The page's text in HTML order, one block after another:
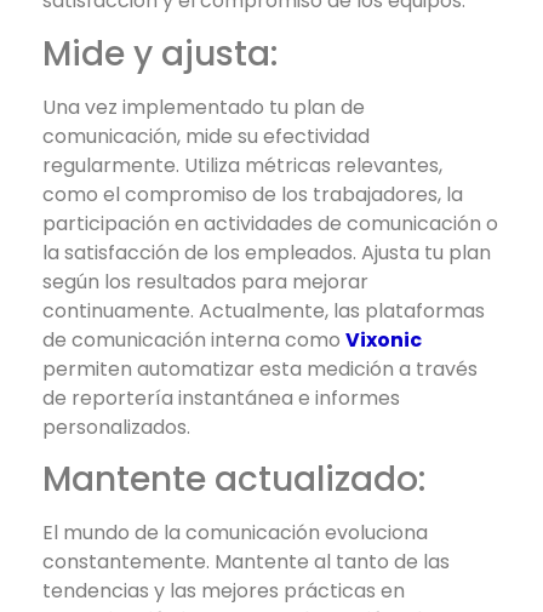
Mide y ajusta:
Una vez implementado tu plan de
comunicación, mide su efectividad
regularmente. Utiliza métricas relevantes,
como el compromiso de los trabajadores, la
participación en actividades de comunicación o
la satisfacción de los empleados. Ajusta tu plan
según los resultados para mejorar
continuamente. Actualmente, las plataformas
de comunicación interna como Vixonic
permiten automatizar esta medición a través
de reportería instantánea e informes
personalizados.
Mantente actualizado:
El mundo de la comunicación evoluciona
constantemente. Mantente al tanto de las
tendencias y las mejores prácticas en